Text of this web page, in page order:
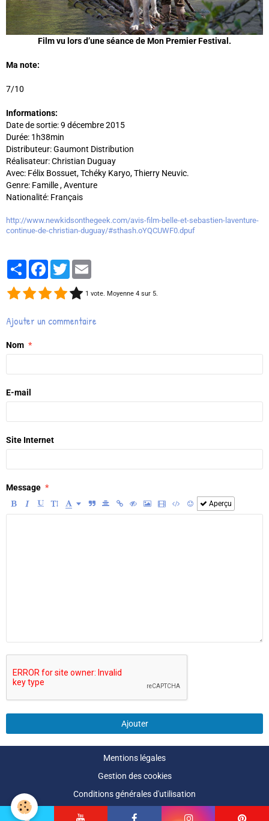
Film vu lors d’une séance de Mon Premier Festival.
Ma note:
7/10
Informations:
Date de sortie: 9 décembre 2015
Durée: 1h38min
Distributeur: Gaumont Distribution
Réalisateur: Christian Duguay
Avec: Félix Bossuet, Tchéky Karyo, Thierry Neuvic.
Genre: Famille , Aventure
Nationalité: Français
http://www.newkidsonthegeek.com/avis-film-belle-et-sebastien-laventure-
continue-de-christian-duguay/#sthash.oYQCUWF0.dpuf
PartagerFacebook
Twitter
1 vote. Moyenne 4 sur 5.
Ajouter un commentaire
Nom
E-mail
Site Internet
Message
Aperçu
Ajouter
Mentions légales
Gestion des cookies
Conditions générales d'utilisation